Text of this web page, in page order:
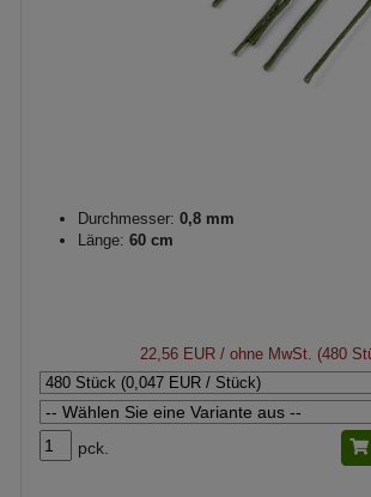
Durchmesser: 0,8 mm
Länge: 60 cm
22,56 EUR/ ohne MwSt. (480
pck.